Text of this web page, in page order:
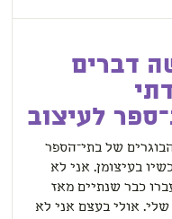
דברים
לעיצוב
של בתי־הספר
בעיצומן. אני לא
כבר שנתיים מאז
אולי בעצם אני לא